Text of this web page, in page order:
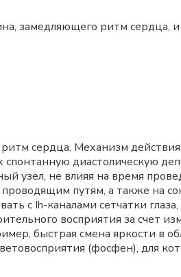
замедляющего ритм сердца,
сердца. Механизм
диастолическую
узел, не влияя на время
путям, а также на
с Ih-каналами сетчатки
восприятия за счет
быстрая смена яркости в
(фосфен), для